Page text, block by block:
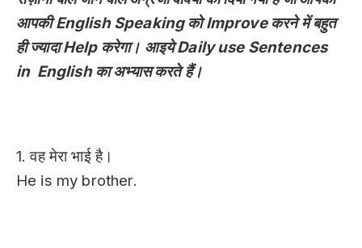
आपकी English Speaking को Improve करने में बहुत
ही ज्यादा Help करेगा। आइये Daily use Sentences
in English का अभ्यास करते हैं।
1. वह मेरा भाई है।
He is my brother.